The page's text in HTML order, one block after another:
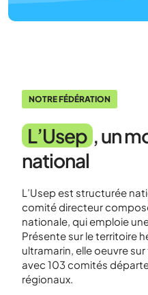
NOTRE FÉDÉRATION
L’Usep , un
national
L’Usep est structurée
comité directeur
nationale, qui emploie
Présente sur le territoire
ultramarin, elle oeuvre
avec 103 comités
régionaux.